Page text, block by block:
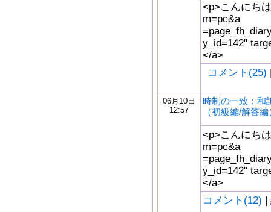
<p>こんにち
m=pc&a
y_id=142"
</a>
コメント(25)
06月10日
12:57
時制の一致：和
（初級編/解答編
<p>こんにち
m=pc&a
y_id=142"
</a>
コメント(12) |